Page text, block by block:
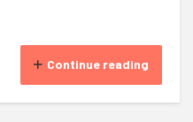
Continue reading